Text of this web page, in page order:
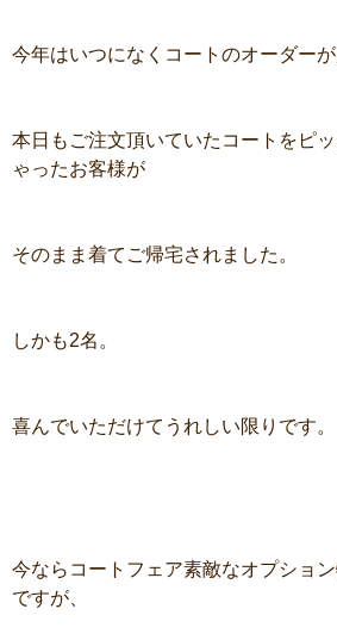
今年はいつになくコートのオーダーが
本日もご注文頂いていたコートをピ
ゃったお客様が
そのまま着てご帰宅されました。
しかも2名。
喜んでいただけてうれしい限りです。
今ならコートフェア素敵なオプショ
ですが、